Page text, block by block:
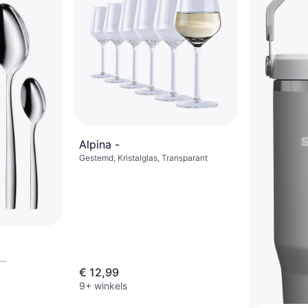
Roestvrij
Alpina -
Gestemd, Kristalglas, Transparant
€ 12,99
9+ winkels